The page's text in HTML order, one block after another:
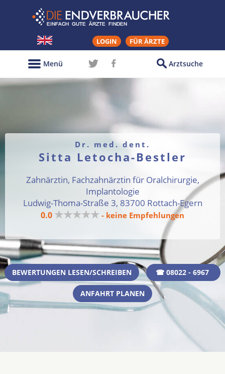
LOGIN FÜR ÄRZTE
Arztsuche
Menü
Dr. med. dent.
Sitta Letocha-Bestler
Zahnärztin, Fachzahnärztin für Oralchirurgie,
Implantologie
Ludwig-Thoma-Straße 3, 83700 Rottach-Egern
0.0 ★★★★★ - keine Empfehlungen
BEWERTUNGEN LESEN/SCHREIBEN ☎ 08022 - 6967
ANFAHRT PLANEN